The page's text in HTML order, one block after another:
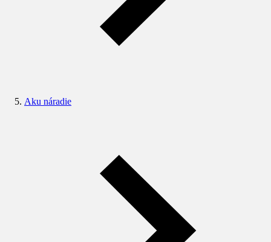
Aku náradie